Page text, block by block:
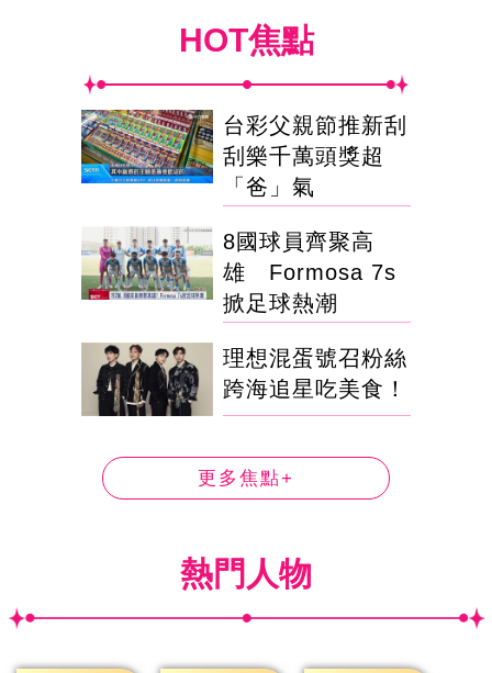
HOT焦點
台彩父親節推新刮
刮樂千萬頭獎超
「爸」氣
8國球員齊聚高
雄 Formosa 7s
掀足球熱潮
理想混蛋號召粉絲
跨海追星吃美食！
更多焦點+
熱門人物